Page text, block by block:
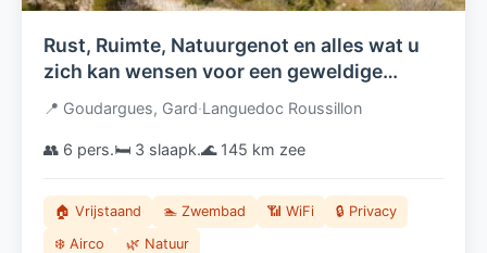
Rust, Ruimte, Natuurgenot en alles wat u
zich kan wensen voor een geweldige
vakantie! Villa Berry! Ruime villa in Zuid
Frankrijk met verwarmd zwembad.
📍 Goudargues, Gard·Languedoc Roussillon
👥 6 pers.🛏️ 3 slaapk.🌊 145 km zee
🏠 Vrijstaand 🏊 Zwembad 📶 WiFi
🔒 Privacy
❄️ Airco
🌿 Natuur